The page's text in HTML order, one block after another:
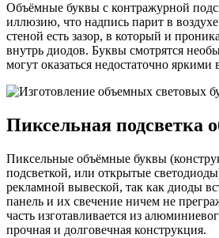
Объёмные буквы с контражурной
иллюзию, что надпись парит в
стеной есть зазор, в который и
внутрь диодов. Буквы смотрятся
могут оказаться недостаточно яркими
Пиксельная подсветка
Пиксельные объёмные буквы
подсветкой, или открытые
рекламной вывеской, так как диоды
панель и их свечение ничем не
часть изготавливается из
прочная и долговечная конструкция.